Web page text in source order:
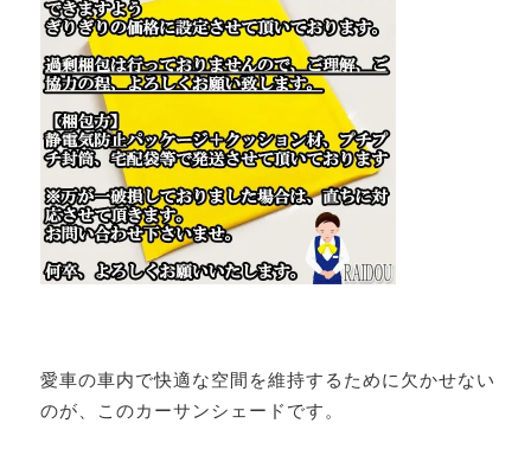
愛車の車内で快適な空間を維持するために欠かせない
のが、このカーサンシェードです。